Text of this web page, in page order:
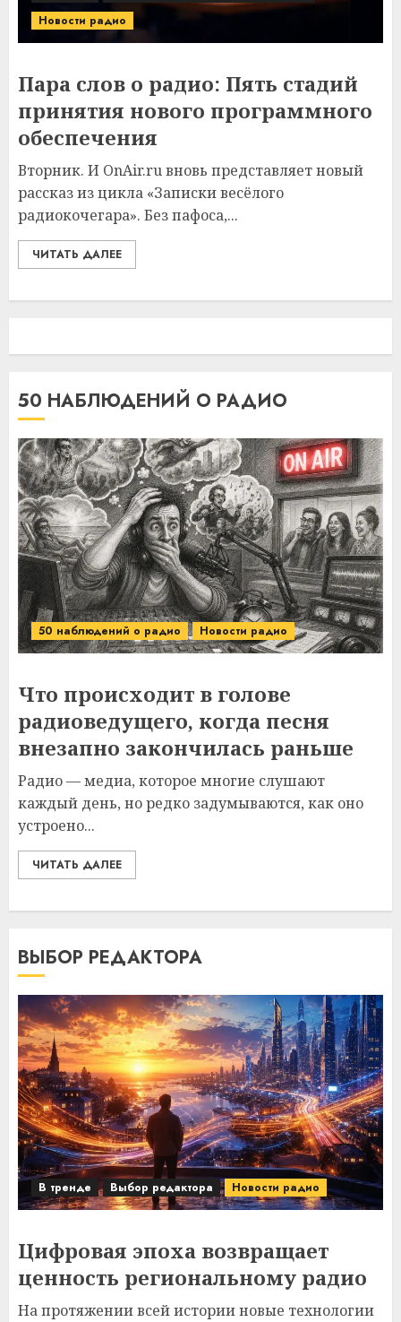
Новости радио
Пара слов о радио: Пять стадий
принятия нового программного
обеспечения
Вторник. И OnAir.ru вновь представляет новый
рассказ из цикла «Записки весёлого
радиокочегара». Без пафоса,...
ЧИТАТЬ ДАЛЕЕ
50 НАБЛЮДЕНИЙ О РАДИО
50 наблюдений о радио Новости радио
Что происходит в голове
радиоведущего, когда песня
внезапно закончилась раньше
Радио — медиа, которое многие слушают
каждый день, но редко задумываются, как оно
устроено...
ЧИТАТЬ ДАЛЕЕ
ВЫБОР РЕДАКТОРА
В тренде Выбор редактора Новости радио
Цифровая эпоха возвращает
ценность региональному радио
На протяжении всей истории новые технологии